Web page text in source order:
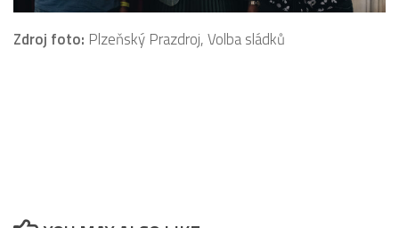
Zdroj foto: Plzeňský Prazdroj, Volba sládků